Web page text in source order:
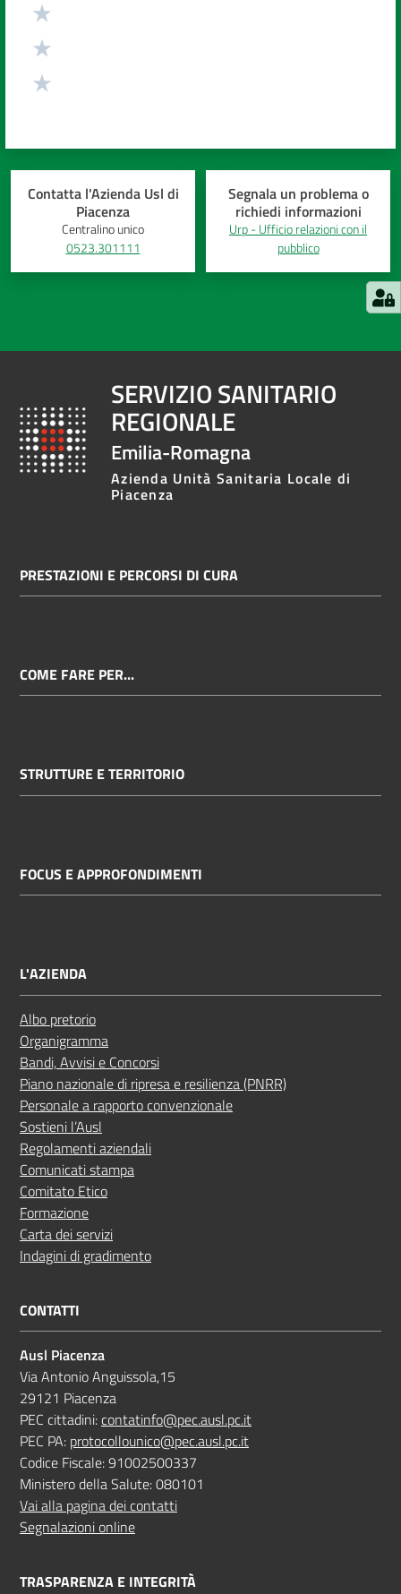
Contatta l'Azienda Usl di
Piacenza
Centralino unico
0523.301111
Segnala un problema o
richiedi informazioni
Urp - Ufficio relazioni con il
pubblico
SERVIZIO SANITARIO
REGIONALE
Emilia-Romagna
Azienda Unità Sanitaria Locale di
Piacenza
PRESTAZIONI E PERCORSI DI CURA
COME FARE PER...
STRUTTURE E TERRITORIO
FOCUS E APPROFONDIMENTI
L'AZIENDA
Albo pretorio
Organigramma
Bandi, Avvisi e Concorsi
Piano nazionale di ripresa e resilienza (PNRR)
Personale a rapporto convenzionale
Sostieni l’Ausl
Regolamenti aziendali
Comunicati stampa
Comitato Etico
Formazione
Carta dei servizi
Indagini di gradimento
CONTATTI
Ausl Piacenza
Via Antonio Anguissola,15
29121 Piacenza
PEC cittadini:contatinfo@pec.ausl.pc.it
PEC PA: protocollounico@pec.ausl.pc.it
Codice Fiscale: 91002500337
Ministero della Salute: 080101
Vai alla pagina dei contatti
Segnalazioni online
TRASPARENZA E INTEGRITÀ